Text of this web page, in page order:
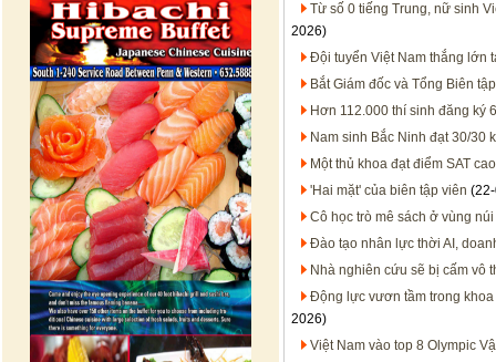
Từ số 0 tiếng Trung, nữ sinh
2026)
Đội tuyển Việt Nam thắng lớn
Bắt Giám đốc và Tổng Biên
Hơn 112.000 thí sinh đăng ký
Nam sinh Bắc Ninh đạt 30/30
Một thủ khoa đạt điểm SAT
'Hai mặt' của biên tập viên
Cô học trò mê sách ở vùng
Đào tạo nhân lực thời AI,
Nhà nghiên cứu sẽ bị cấm vô
Động lực vươn tầm trong
2026)
Việt Nam vào top 8 Olympic